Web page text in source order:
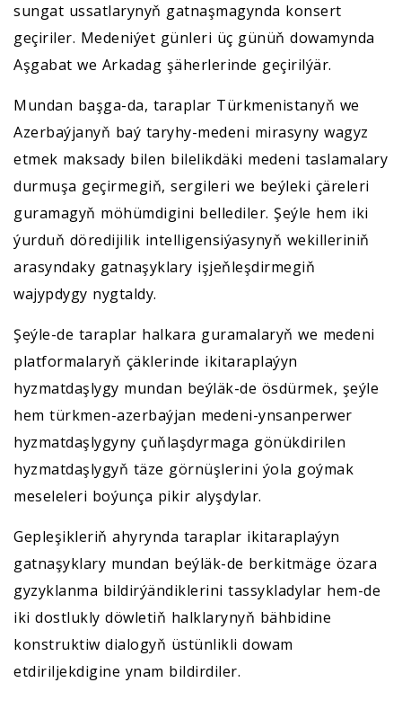
sungat ussatlarynyň gatnaşmagynda konsert
geçiriler. Medeniýet günleri üç günüň dowamynda
Aşgabat we Arkadag şäherlerinde geçirilýär.
Mundan başga-da, taraplar Türkmenistanyň we
Azerbaýjanyň baý taryhy-medeni mirasyny wagyz
etmek maksady bilen bilelikdäki medeni taslamalary
durmuşa geçirmegiň, sergileri we beýleki çäreleri
guramagyň möhümdigini bellediler. Şeýle hem iki
ýurduň döredijilik intelligensiýasynyň wekilleriniň
arasyndaky gatnaşyklary işjeňleşdirmegiň
wajypdygy nygtaldy.
Şeýle-de taraplar halkara guramalaryň we medeni
platformalaryň çäklerinde ikitaraplaýyn
hyzmatdaşlygy mundan beýläk-de ösdürmek, şeýle
hem türkmen-azerbaýjan medeni-ynsanperwer
hyzmatdaşlygyny çuňlaşdyrmaga gönükdirilen
hyzmatdaşlygyň täze görnüşlerini ýola goýmak
meseleleri boýunça pikir alyşdylar.
Gepleşikleriň ahyrynda taraplar ikitaraplaýyn
gatnaşyklary mundan beýläk-de berkitmäge özara
gyzyklanma bildirýändiklerini tassykladylar hem-de
iki dostlukly döwletiň halklarynyň bähbidine
konstruktiw dialogyň üstünlikli dowam
etdiriljekdigine ynam bildirdiler.